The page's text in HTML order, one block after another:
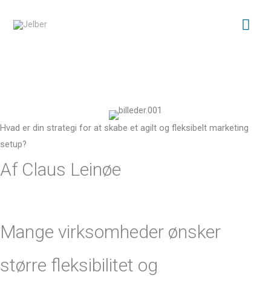
Hvad er din strategi for at skabe et agilt og fleksibelt marketing
setup?
Af Claus Leinøe
Mange virksomheder ønsker
større fleksibilitet og